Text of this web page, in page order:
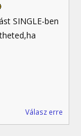
SINGLE-ben
Válasz erre